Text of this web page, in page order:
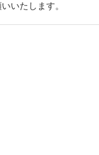
いたします。